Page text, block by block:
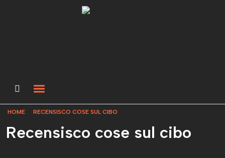
HOME RECENSISCO COSE SUL CIBO
Recensisco cose sul cibo